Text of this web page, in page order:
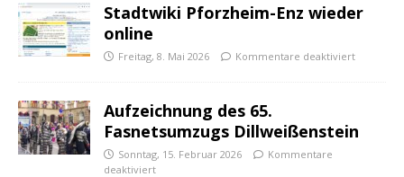
Stadtwiki Pforzheim-Enz wieder
online
Freitag, 8. Mai 2026 Kommentare deaktiviert
Aufzeichnung des 65.
Fasnetsumzugs Dillweißenstein
Sonntag, 15. Februar 2026
Kommentare
deaktiviert